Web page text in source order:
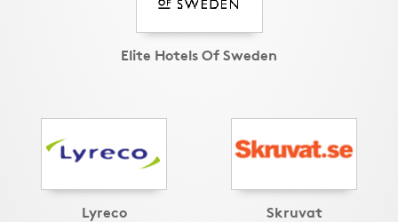
Elite Hotels Of Sweden
Lyreco Skruvat